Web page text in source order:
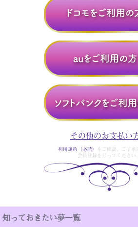
その他のお支払い
利用規約（必読）
をご確認、ご了承
会員登録を行ってください。
知っておきたい夢一覧